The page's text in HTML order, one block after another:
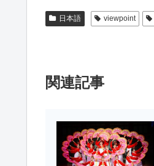
日本語 viewpoint
関連記事